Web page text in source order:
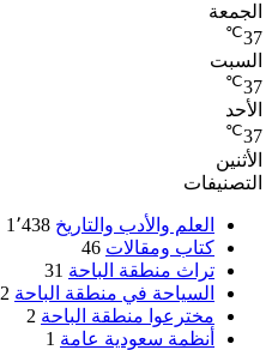
الجمعة
37
℃
السبت
37
℃
الأحد
37
℃
الأثنين
التصنيفات
العلم والأدب والتاريخ 1٬438
كتاب ومقالات 46
تراث منطقة الباحة 31
السياحة في منطقة الباحة 2
مخترعوا منطقة الباحة 2
أنظمة سعودية عامة 1